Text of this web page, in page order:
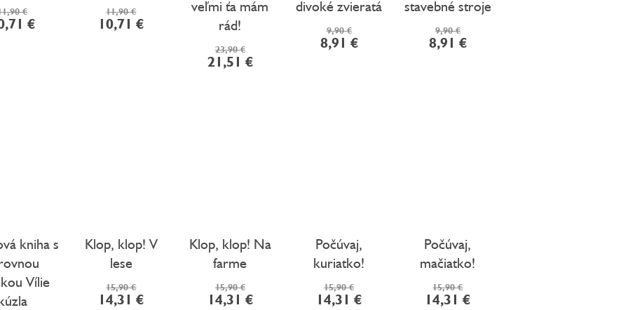
€
€
11,90 €
10,71 €
veľmi ťa mám
rád!
23,90 €
21,51 €
divoké zvieratá
9,90 €
8,91 €
stavebné stroje
9,90 €
8,91 €
kniha s
Vílie
Klop, klop! V
lese
15,90 €
14,31 €
Klop, klop! Na
farme
15,90 €
14,31 €
Počúvaj,
kuriatko!
15,90 €
14,31 €
Počúvaj,
mačiatko!
15,90 €
14,31 €